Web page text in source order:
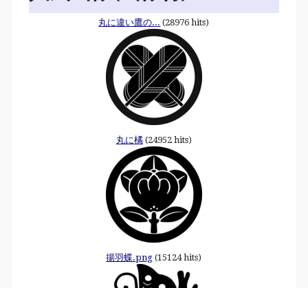
丸に違い鷹の... (28976 hits)
丸に橘(24952 hits)
揚羽蝶.png (15124 hits)